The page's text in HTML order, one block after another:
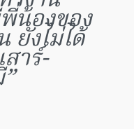
น้องของ
ยังไม่ได้
าร์-